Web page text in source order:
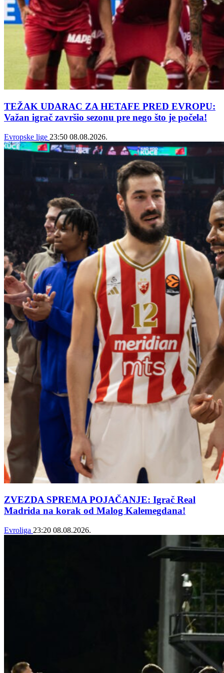
TEŽAK UDARAC ZA HETAFE PRED EVROPU:
Važan igrač završio sezonu pre nego što je počela!
Evropske lige 23:50 08.08.2026.
ZVEZDA SPREMA POJAČANJE: Igrač Real
Madrida na korak od Malog Kalemegdana!
Evroliga 23:20 08.08.2026.